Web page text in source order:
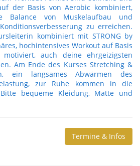
der Basis von Aerobic kombiniert,
Balance von Muskelaufbau und
zu erreichen.
kombiniert mit STRONG by
hochintensives Workout auf Basis
auch deine ehrgeizigsten
Am Ende des Kurses Stretching &
ein langsames Abwärmen des
zur Ruhe kommen in die
bequeme Kleidung, Matte und
Termine & Infos